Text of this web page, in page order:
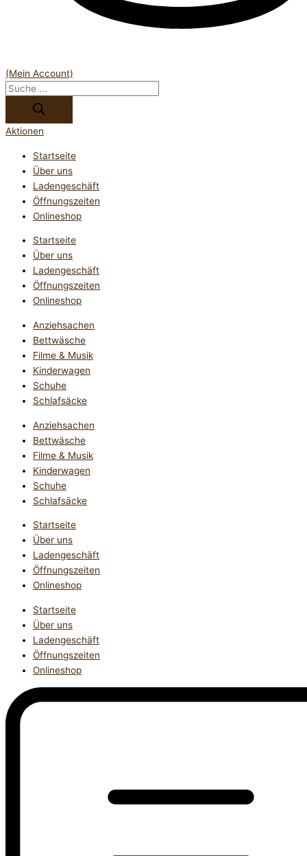
(Mein Account)
Aktionen
Startseite
Über uns
Ladengeschäft
Öffnungszeiten
Onlineshop
Startseite
Über uns
Ladengeschäft
Öffnungszeiten
Onlineshop
Anziehsachen
Bettwäsche
Filme & Musik
Kinderwagen
Schuhe
Schlafsäcke
Anziehsachen
Bettwäsche
Filme & Musik
Kinderwagen
Schuhe
Schlafsäcke
Startseite
Über uns
Ladengeschäft
Öffnungszeiten
Onlineshop
Startseite
Über uns
Ladengeschäft
Öffnungszeiten
Onlineshop